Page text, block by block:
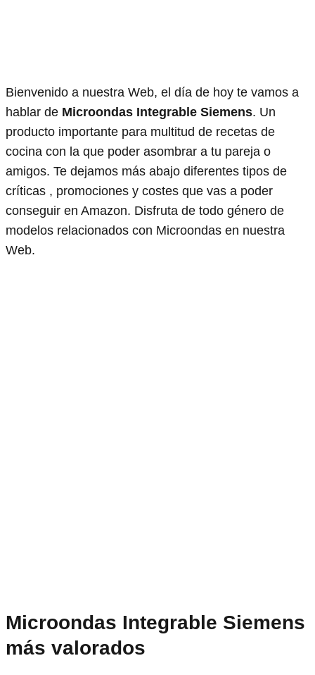
Bienvenido a nuestra Web, el día de hoy te vamos a
hablar de Microondas Integrable Siemens. Un
producto importante para multitud de recetas de
cocina con la que poder asombrar a tu pareja o
amigos. Te dejamos más abajo diferentes tipos de
críticas , promociones y costes que vas a poder
conseguir en Amazon. Disfruta de todo género de
modelos relacionados con Microondas en nuestra
Web.
Microondas Integrable Siemens
más valorados